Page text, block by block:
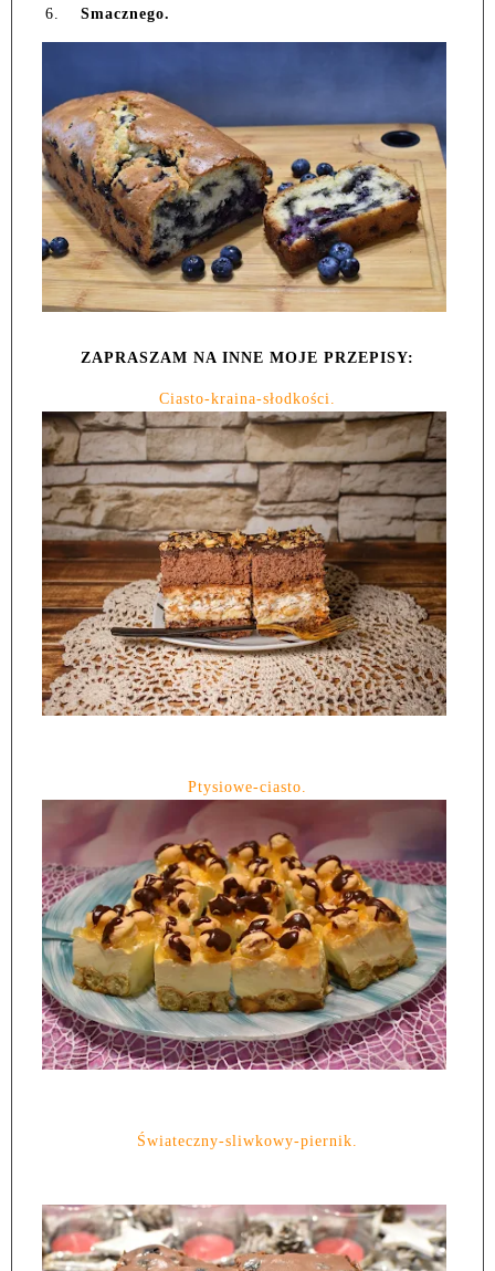
6. Smacznego.
ZAPRASZAM NA INNE MOJE PRZEPISY:
Ciasto-kraina-słodkości.
Ptysiowe-ciasto.
Świateczny-sliwkowy-piernik.